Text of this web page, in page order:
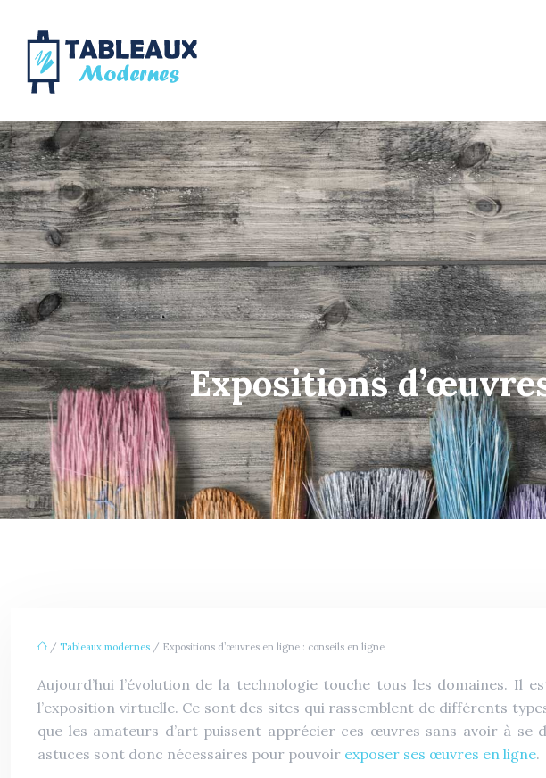
Expositions
/ Tableaux modernes / Expositions d’œuvres en ligne : conseils en ligne
Aujourd’hui l’évolution de la technologie touche tous les domaines. Il
l’exposition virtuelle. Ce sont des sites qui rassemblent de différents
que les amateurs d’art puissent apprécier ces œuvres sans avoir à
astuces sont donc nécessaires pour pouvoir exposer ses œuvres en ligne.